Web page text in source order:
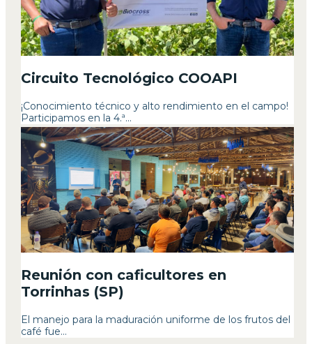
Circuito Tecnológico COOAPI
¡Conocimiento técnico y alto rendimiento en el campo!
Participamos en la 4.ª...
Reunión con caficultores en
Torrinhas (SP)
El manejo para la maduración uniforme de los frutos del
café fue...